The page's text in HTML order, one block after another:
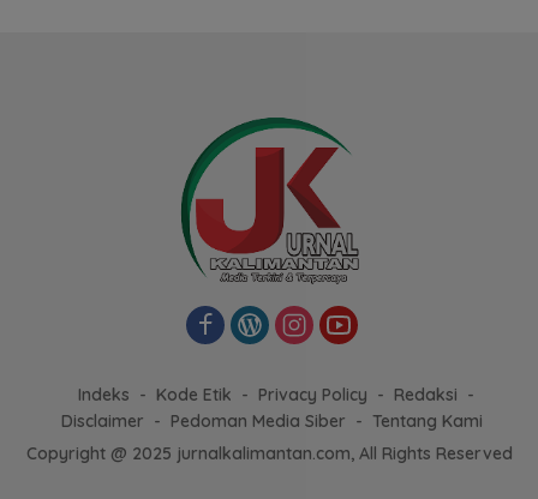
Indeks Kode Etik Privacy Policy
Redaksi
Disclaimer
Pedoman Media Siber
Tentang Kami
Copyright @ 2025 jurnalkalimantan.com, All Rights Reserved